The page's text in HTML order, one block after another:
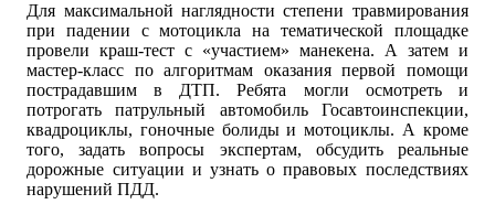
Для максимальной наглядности степени травмирования
при падении с мотоцикла на тематической площадке
провели краш-тест с «участием» манекена. А затем и
мастер-класс по алгоритмам оказания первой помощи
пострадавшим в ДТП. Ребята могли осмотреть и
потрогать патрульный автомобиль Госавтоинспекции,
квадроциклы, гоночные болиды и мотоциклы. А кроме
того, задать вопросы экспертам, обсудить реальные
дорожные ситуации и узнать о правовых последствиях
нарушений ПДД.